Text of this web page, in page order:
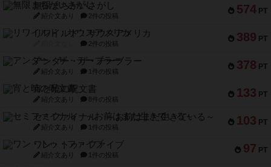
574 PT
無限まちがいさがし
紹介文あり 2件の投稿
389 PT
リワイルド：サウスアメリカ
2件の投稿
378 PT
アンダー・ザ・テーブラー
紹介文あり 1件の投稿
133 PT
宵と暁の呪文書
紹介文あり 8件の投稿
103 PT
セミファイナル ～お前はまだ生きている～
紹介文あり 1件の投稿
97 PT
ワン・トゥ・ファイブ
紹介文あり 1件の投稿